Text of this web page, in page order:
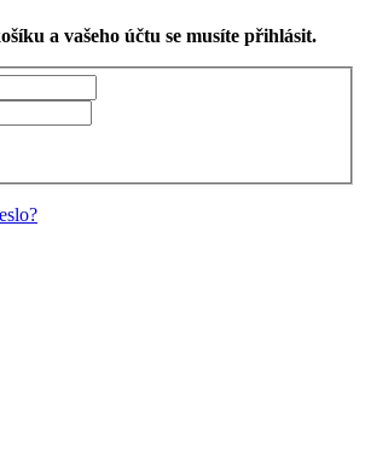
a vašeho účtu se musíte přihlásit.